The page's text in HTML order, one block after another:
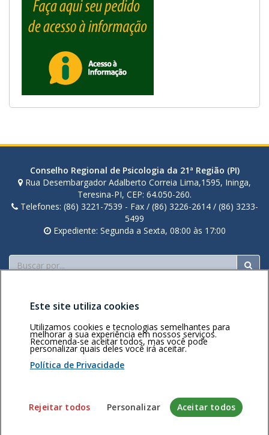
Conselho Regional de Psicologia da 21ª Região (PI)
Rua Desembargador Adalberto Correia Lima,1595, Ininga,
Teresina-PI, CEP: 64.050-260.
Telefones: (86) 3221-7539 - Fax / (86) 3226-2614 / (86) 3233-
5499
Expediente: Segunda a Sexta, 08:00 às 17:00
Buscar
Área restritaPolítica de
privacidadePersonalização
de cookies
Sistema desenvolvido pela Gerência de Tecnologia da
Este site utiliza cookies
Utilizamos cookies e tecnologias semelhantes para
melhorar a sua experiência em nossos serviços.
Recomenda-se aceitar todos, mas você pode
personalizar quais deles você irá aceitar.
Política de Privacidade
Rejeitar todos Personalizar Aceitar todos